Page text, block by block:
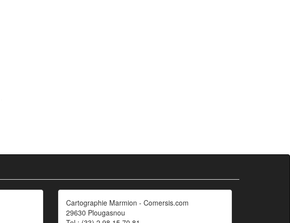
Cartographie Marmion - Comersis.com
29630 Plougasnou